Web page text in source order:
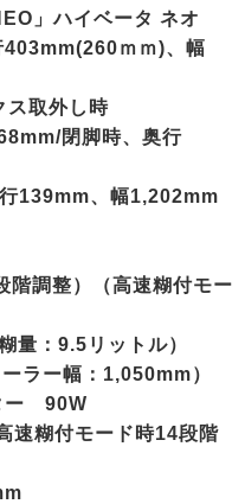
」ハイベータ ネオ
ｍｍ)、幅
外し時
閉脚時、奥行
139mm、幅1,202mm
調整）（高速糊付モー
量：9.5リットル）
ラー幅：1,050mm）
ー 90W
速糊付モード時14段階